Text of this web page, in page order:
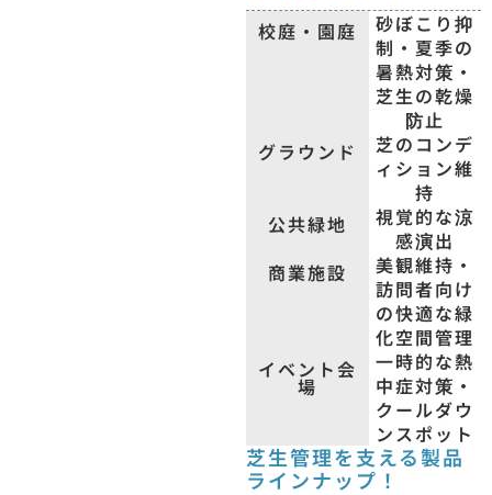
校庭・園庭
砂ぼこり抑
制・夏季の
暑熱対策・
芝生の乾燥
防止
グラウンド
芝のコンデ
ィション維
持
公共緑地
視覚的な涼
感演出
商業施設
美観維持・
訪問者向け
の快適な緑
化空間管理
イベント会
場
一時的な熱
中症対策・
クールダウ
ンスポット
芝生管理を支える製品
ラインナップ！